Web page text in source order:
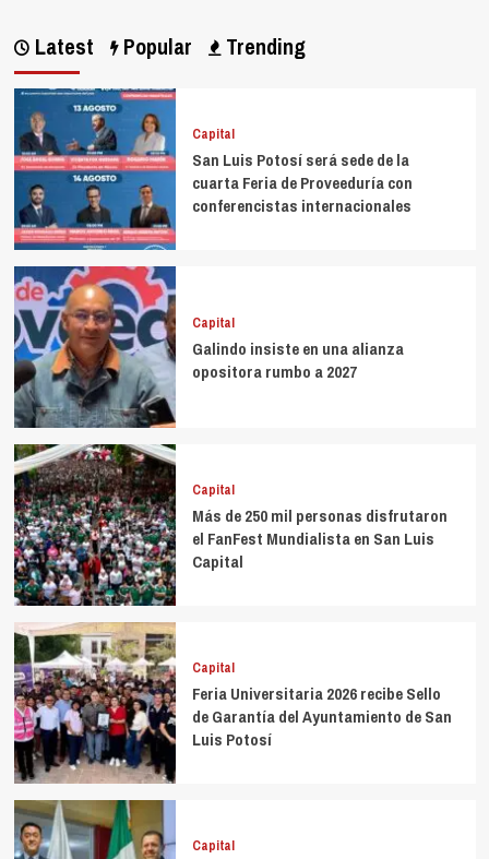
Latest Popular Trending
Capital
San Luis Potosí será sede de la
cuarta Feria de Proveeduría con
conferencistas internacionales
Capital
Galindo insiste en una alianza
opositora rumbo a 2027
Capital
Más de 250 mil personas disfrutaron
el FanFest Mundialista en San Luis
Capital
Capital
Feria Universitaria 2026 recibe Sello
de Garantía del Ayuntamiento de San
Luis Potosí
Capital